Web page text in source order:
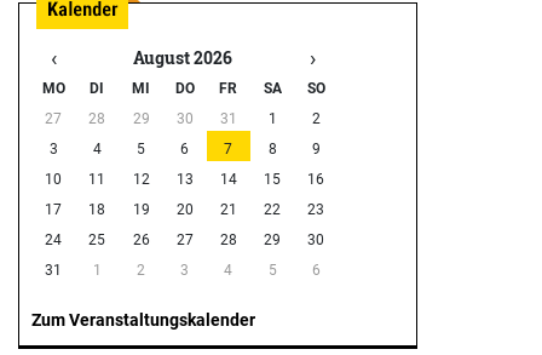
‹ August 2026 ›
MO DI MI DO FR SA
SO
27
28 29 30 31 1
2
3
4 5 6 7 8
9
10
11 12 13 14 15
16
17
18 19 20 21 22
23
24
25 26 27 28 29
30
31
1 2 3 4 5 6
Zum Veranstaltungskalender